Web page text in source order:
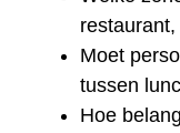
Moet
tussen
Hoe